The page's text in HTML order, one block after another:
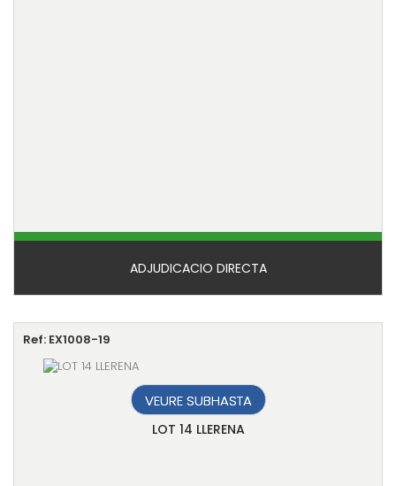
ADJUDICACIO DIRECTA
Ref: EX1008-19
VEURE SUBHASTA
LOT 14 LLERENA